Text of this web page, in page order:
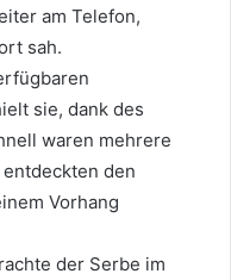
am Telefon,
sah.
sie, dank des
waren mehrere
den
Vorhang
der Serbe im